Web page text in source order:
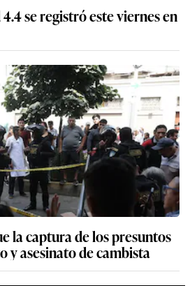
se registró este viernes en
la captura de los presuntos
y asesinato de cambista